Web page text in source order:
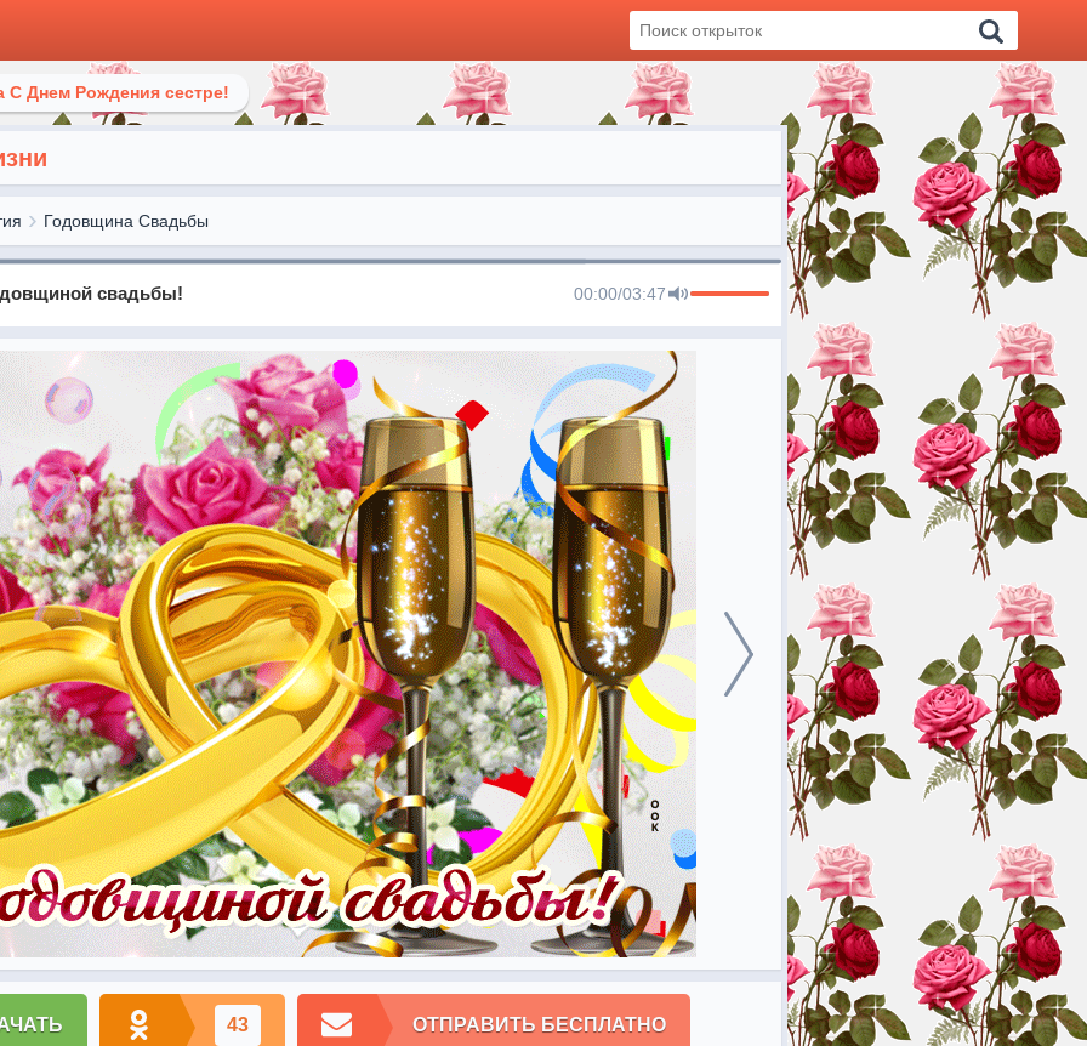
С Днем Рождения сестре!
Годовщина Свадьбы
свадьбы! 00:00/03:47
43 ОТПРАВИТЬ БЕСПЛАТНО